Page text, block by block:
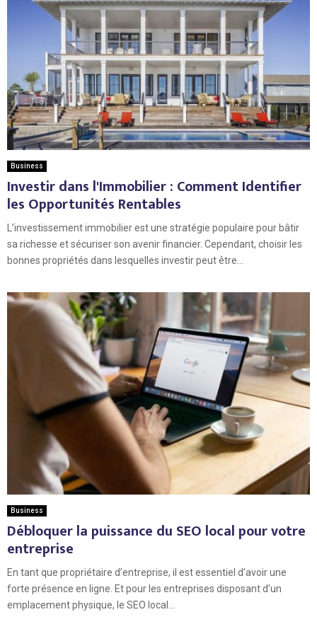
Business
Investir dans l'Immobilier : Comment Identifier
les Opportunités Rentables
L’investissement immobilier est une stratégie populaire pour bâtir
sa richesse et sécuriser son avenir financier. Cependant, choisir les
bonnes propriétés dans lesquelles investir peut être...
Business
Débloquer la puissance du SEO local pour votre
entreprise
En tant que propriétaire d’entreprise, il est essentiel d’avoir une
forte présence en ligne. Et pour les entreprises disposant d’un
emplacement physique, le SEO local...